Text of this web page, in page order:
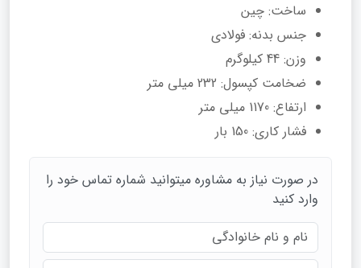
ساخت: چین
جنس بدنه: فولادی
وزن: 44 کیلوگرم
ضخامت کپسول: 232 میلی متر
ارتفاع: 1170 میلی متر
فشار کاری: 150 بار
در صورت نیاز به مشاوره میتوانید شماره تماس خود را
وارد کنید